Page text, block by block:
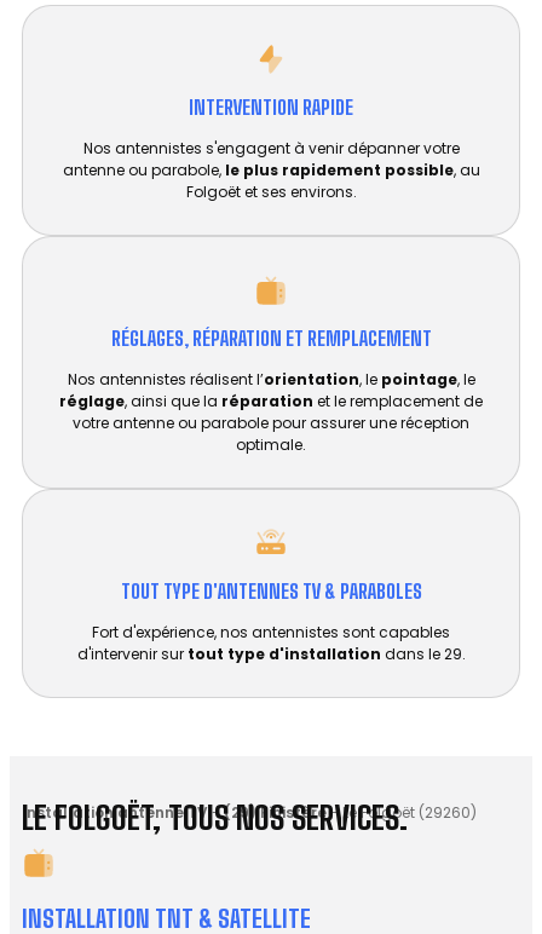
INTERVENTION RAPIDE
Nos antennistes s'engagent à venir dépanner votre
antenne ou parabole, le plus rapidement possible, au
Folgoët et ses environs.
RÉGLAGES, RÉPARATION ET REMPLACEMENT​
Nos antennistes réalisent l’orientation, le pointage, le
réglage, ainsi que la réparation et le remplacement de
votre antenne ou parabole pour assurer une réception
optimale.
TOUT TYPE D'ANTENNES TV & PARABOLES
Fort d'expérience, nos antennistes sont capables
d'intervenir sur tout type d'installation dans le 29.
Installation antenne TV-(29) Finistère-Le Folgoët (29260)
LE FOLGOËT, TOUS NOS SERVICES.
INSTALLATION TNT & SATELLITE